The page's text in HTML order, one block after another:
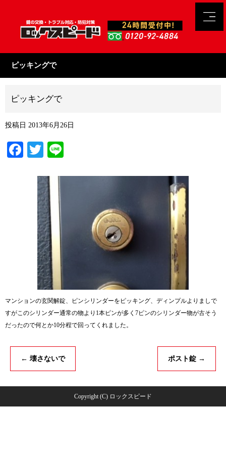
ピッキングで
ピッキングで
投稿日 2013年6月26日
Facebook
Twitter
マンションの玄関解錠、ピンシリンダーをピッキング、ディンプルよりましで
すがこのシリンダー通常の物より1本ピンが多く7ピンのシリンダー物が古そう
だったので何とか10分程で回ってくれました。
← 壊さないで ポスト錠 →
Copyright (C) ロックスピード